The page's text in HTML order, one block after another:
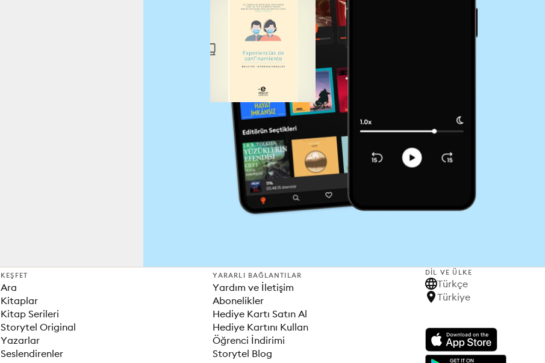
KEŞFET
Ara
Kitaplar
Kitap Serileri
Storytel Original
Yazarlar
Seslendirenler
YARARLI BAĞLANTILAR
Yardım ve İletişim
Abonelikler
Hediye Kartı Satın Al
Hediye Kartını Kullan
Öğrenci İndirimi
Storytel Blog
DIL VE ÜLKE
Türkçe
Türkiye